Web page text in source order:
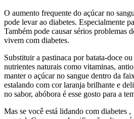
O aumento frequente do açúcar no
pode levar ao diabetes. Especialmente
Também pode causar sérios problemas
vivem com diabetes.
Substituir a pastinaca por batata-doce
nutrientes naturais como vitaminas,
manter o açúcar no sangue dentro da
estalando com cor laranja brilhante e
no sabor, abóbora é esse gosto para a
Mas se você está lidando com diabetes